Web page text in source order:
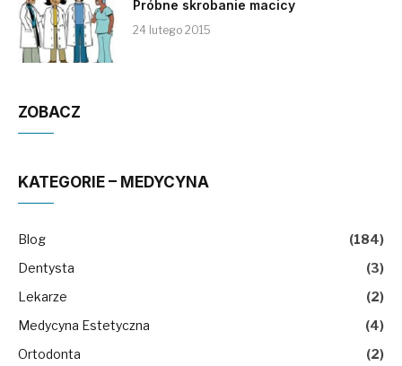
Próbne skrobanie macicy
24 lutego 2015
ZOBACZ
KATEGORIE – MEDYCYNA
Blog
(184)
Dentysta
(3)
Lekarze
(2)
Medycyna Estetyczna
(4)
Ortodonta
(2)